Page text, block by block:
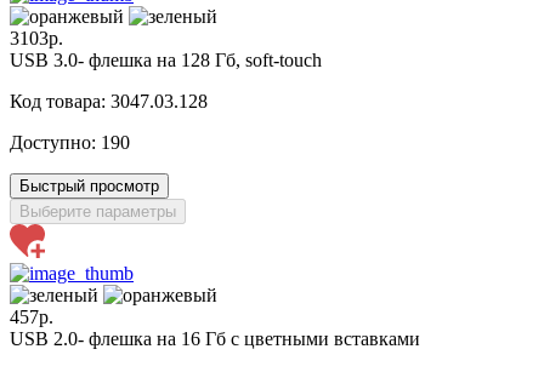
3103р.
USB 3.0- флешка на 128 Гб, soft-touch
Код товара: 3047.03.128
Доступно: 190
Быстрый просмотр
Выберите параметры
457р.
USB 2.0- флешка на 16 Гб с цветными вставками